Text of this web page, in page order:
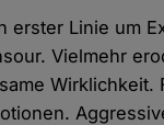
erster Linie um
Vielmehr
Wirklichkeit.